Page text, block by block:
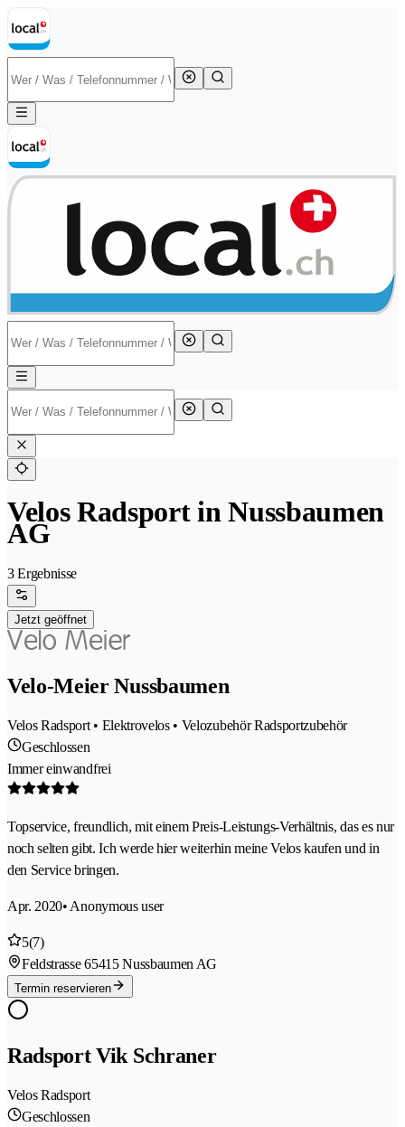
Velos Radsport in Nussbaumen
AG
3 Ergebnisse
Jetzt geöffnet
Velo-Meier Nussbaumen
Velos Radsport • Elektrovelos • Velozubehör Radsportzubehör
Geschlossen
Immer einwandfrei
Topservice, freundlich, mit einem Preis-Leistungs-Verhältnis, das es nur
noch selten gibt. Ich werde hier weiterhin meine Velos kaufen und in
den Service bringen.
Apr. 2020• Anonymous user
5(7)
Feldstrasse 65415 Nussbaumen AG
Termin reservieren
Radsport Vik Schraner
Velos Radsport
Geschlossen